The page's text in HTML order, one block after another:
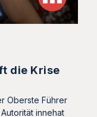
die Krise
Oberste Führer
innehat